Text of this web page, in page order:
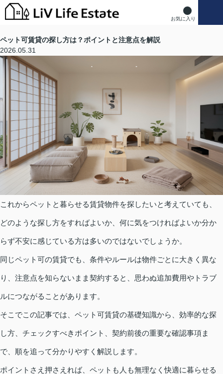
お気に入り
ペット可賃貸の探し方は？ポイントと注意点を解説
2026.05.31
これからペットと暮らせる賃貸物件を探したいと考えていても、
どのような探し方をすればよいか、何に気をつければよいか分か
らず不安に感じている方は多いのではないでしょうか。
同じペット可の賃貸でも、条件やルールは物件ごとに大きく異な
り、注意点を知らないまま契約すると、思わぬ追加費用やトラブ
ルにつながることがあります。
そこでこの記事では、ペット可賃貸の基礎知識から、効率的な探
し方、チェックすべきポイント、契約前後の重要な確認事項ま
で、順を追って分かりやすく解説します。
ポイントさえ押さえれば、ペットも人も無理なく快適に暮らせる